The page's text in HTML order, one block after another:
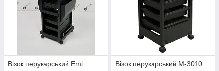
Візок перукарський Emi
Візок перукарський M-3010